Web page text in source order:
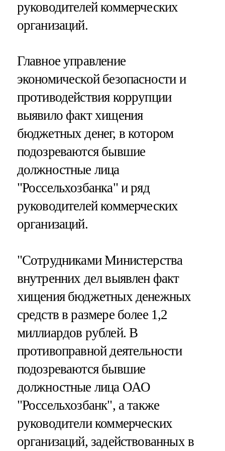
руководителей коммерческих
организаций.
Главное управление
экономической безопасности и
противодействия коррупции
выявило факт хищения
бюджетных денег, в котором
подозреваются бывшие
должностные лица
"Россельхозбанка" и ряд
руководителей коммерческих
организаций.
"Сотрудниками Министерства
внутренних дел выявлен факт
хищения бюджетных денежных
средств в размере более 1,2
миллиардов рублей. В
противоправной деятельности
подозреваются бывшие
должностные лица ОАО
"Россельхозбанк", а также
руководители коммерческих
организаций, задействованных в